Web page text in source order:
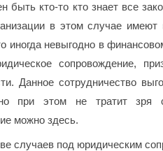
быть кто-то кто знает все
в этом случае
иногда невыгодно в
сопровождение,
Данное сотрудничество
при этом не тратит зря
можно здесь.
случаев под юридическим